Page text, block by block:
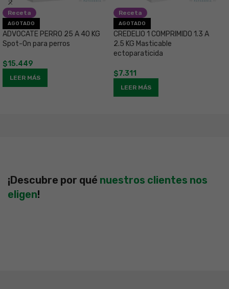
Receta
AGOTADO
ADVOCATE PERRO 25 A 40 KG
Spot-On para perros
$15.449
LEER MÁS
Receta
AGOTADO
CREDELIO 1 COMPRIMIDO 1.3 A
2.5 KG Masticable
ectoparaticida
$7.311
LEER MÁS
¡Descubre por qué nuestros clientes nos
eligen!